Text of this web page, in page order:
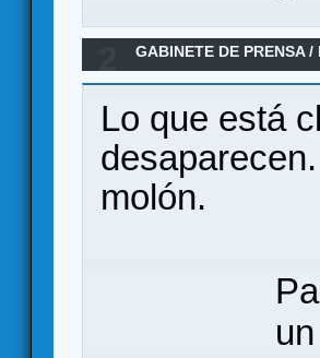
GABINETE DE PRENSA/
Games
Lo que está
molón.